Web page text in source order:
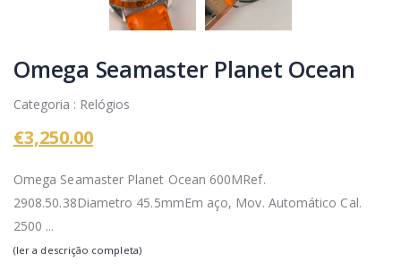
Omega Seamaster Planet Ocean
Categoria : Relógios
€3,250.00
Omega Seamaster Planet Ocean 600MRef.
2908.50.38Diametro 45.5mmEm aço, Mov. Automático Cal.
2500 ...
(ler a descrição completa)